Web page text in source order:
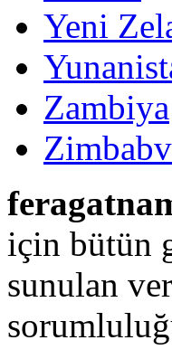
Yeni
Zambiya
için bütün
sunulan